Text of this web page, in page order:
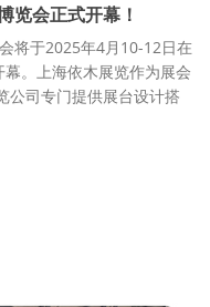
览会正式开幕！
将于2025年4月10-12日在
。上海依木展览作为展会
公司专门提供展台设计搭